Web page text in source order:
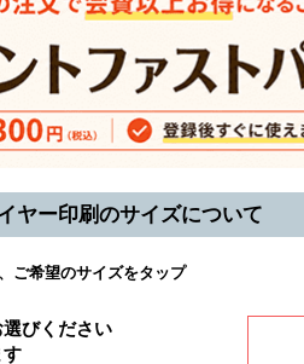
ヤー印刷のサイズについて
ご希望のサイズをタップ
びください
す